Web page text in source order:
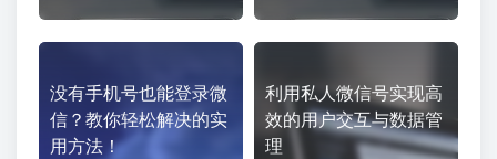
没有手机号也能登录微
信？教你轻松解决的实
用方法！
利用私人微信号实现高
效的用户交互与数据管
理